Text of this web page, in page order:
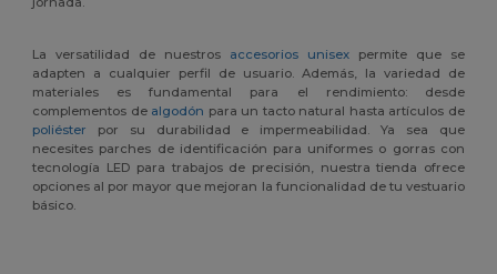
La versatilidad de nuestros accesorios unisexpermite que se
adapten a cualquier perfil de usuario. Además, la variedad de
materiales es fundamental para el rendimiento: desde
complementos de algodón para un tacto natural hasta artículos de
poliéster por su durabilidad e impermeabilidad. Ya sea que
necesites parches de identificación para uniformes o gorras con
tecnología LED para trabajos de precisión, nuestra tienda ofrece
opciones al por mayor que mejoran la funcionalidad de tu vestuario
básico.